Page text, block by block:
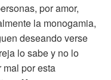
por amor,
la monogamia,
deseando verse
lo sabe y no lo
por esta